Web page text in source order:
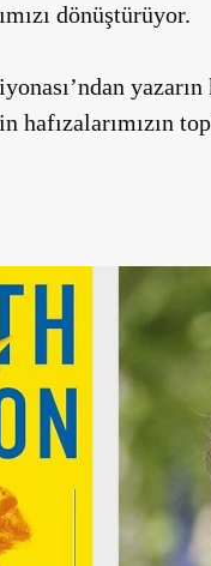
dönüştürüyor.